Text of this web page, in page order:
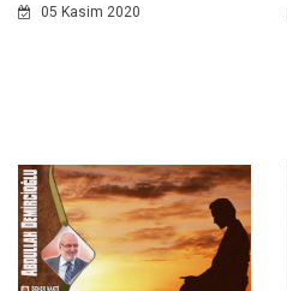
05 Kasim 2020